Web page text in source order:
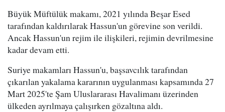
Büyük Müftülük makamı, 2021 yılında Beşar Esed
tarafından kaldırılarak Hassun'un görevine son verildi.
Ancak Hassun'un rejim ile ilişkileri, rejimin devrilmesine
kadar devam etti.
Suriye makamları Hassun'u, başsavcılık tarafından
çıkarılan yakalama kararının uygulanması kapsamında 27
Mart 2025'te Şam Uluslararası Havalimanı üzerinden
ülkeden ayrılmaya çalışırken gözaltına aldı.